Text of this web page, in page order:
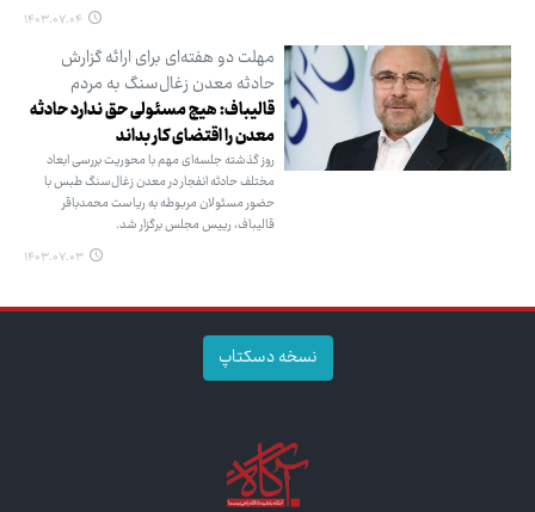
۱۴۰۳.۰۷.۰۴
مهلت دو هفته‌ای برای ارائه گزارش
حادثه معدن زغال‌سنگ به مردم
قالیباف: هیچ مسئولی حق ندارد حادثه
معدن را اقتضای کار بداند
روز گذشته جلسه‌ای مهم با محوریت بررسی ابعاد
مختلف حادثه انفجار در معدن زغال‌سنگ طبس با
حضور مسئولان مربوطه به ریاست محمدباقر
قالیباف، رییس مجلس برگزار شد.
۱۴۰۳.۰۷.۰۳
نسخه دسکتاپ